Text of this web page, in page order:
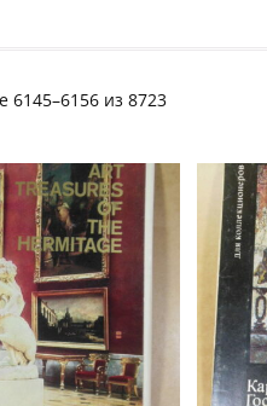
6145–6156 из 8723Сортировка: